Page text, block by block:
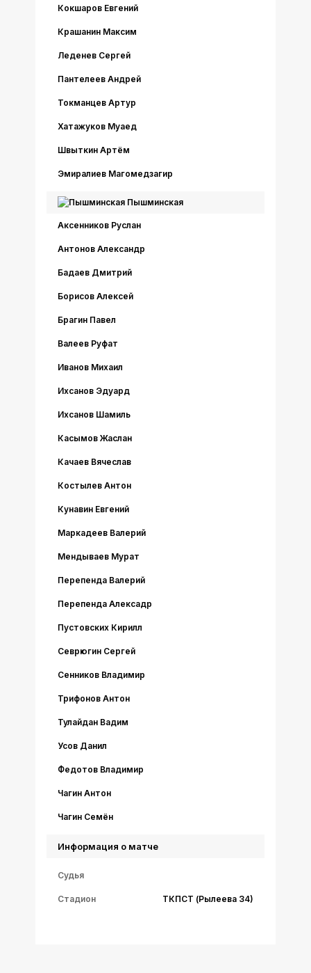
Кокшаров Евгений
Крашанин Максим
Леденев Сергей
Пантелеев Андрей
Токманцев Артур
Хатажуков Муаед
Швыткин Артём
Эмиралиев Магомедзагир
Пышминская
Аксенников Руслан
Антонов Александр
Бадаев Дмитрий
Борисов Алексей
Брагин Павел
Валеев Руфат
Иванов Михаил
Ихсанов Эдуард
Ихсанов Шамиль
Касымов Жаслан
Качаев Вячеслав
Костылев Антон
Кунавин Евгений
Маркадеев Валерий
Мендываев Мурат
Перепенда Валерий
Перепенда Алексадр
Пустовских Кирилл
Севрюгин Сергей
Сенников Владимир
Трифонов Антон
Тулайдан Вадим
Усов Данил
Федотов Владимир
Чагин Антон
Чагин Семён
Информация о матче
Судья
Стадион ТКПСТ (Рылеева 34)